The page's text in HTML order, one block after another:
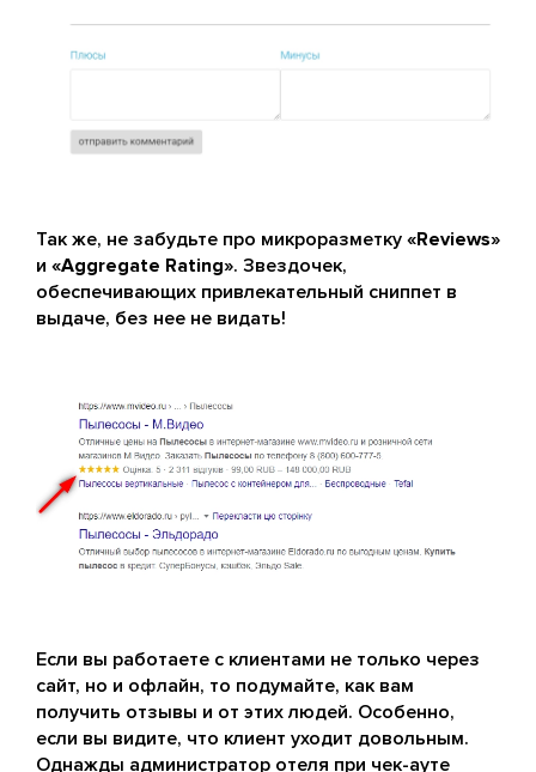
Так же, не забудьте про микроразметку «Reviews»
и «Aggregate Rating». Звездочек,
обеспечивающих привлекательный сниппет в
выдаче, без нее не видать!
Если вы работаете с клиентами не только через
сайт, но и офлайн, то подумайте, как вам
получить отзывы и от этих людей. Особенно,
если вы видите, что клиент уходит довольным.
Однажды администратор отеля при чек-ауте